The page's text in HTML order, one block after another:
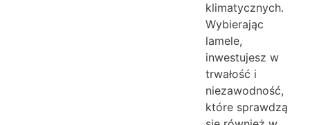
klimatycznych.
Wybierając
lamele,
inwestujesz w
trwałość i
niezawodność,
które sprawdzą